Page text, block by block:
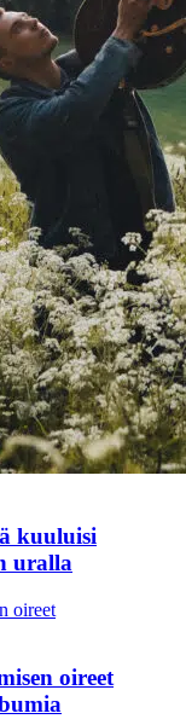
kuuluisi
uralla
oireet